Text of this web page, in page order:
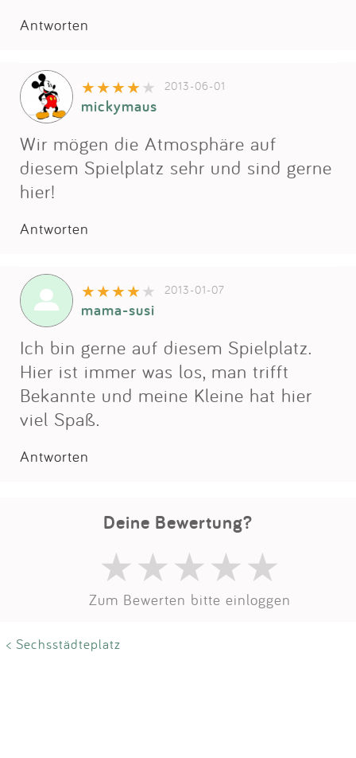
Antworten
2013-06-01
mickymaus
Wir mögen die Atmosphäre auf
diesem Spielplatz sehr und sind gerne
hier!
Antworten
2013-01-07
mama-susi
Ich bin gerne auf diesem Spielplatz.
Hier ist immer was los, man trifft
Bekannte und meine Kleine hat hier
viel Spaß.
Antworten
Deine Bewertung?
Zum Bewerten bitte einloggen
< Sechsstädteplatz